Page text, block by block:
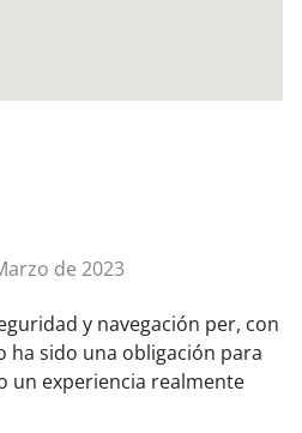
de 2023
y navegación per, con
ha sido una obligación para
un experiencia realmente
mucho y el trato ha